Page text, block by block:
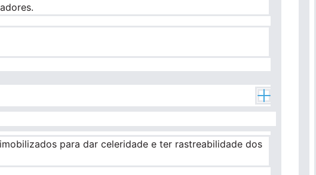
para dar celeridade e ter rastreabilidade dos